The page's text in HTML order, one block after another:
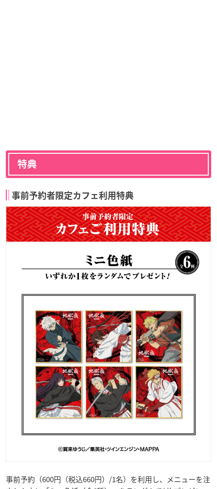
特典
事前予約者限定カフェ利用特典
事前予約（600円（税込660円）/1名）を利用し、メニューを注